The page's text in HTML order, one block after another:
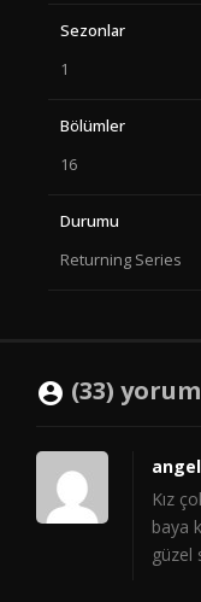
Sezonlar
1
Bölümler
16
Durumu
Returning Series
(33) yorum
Kız
baya
güzel